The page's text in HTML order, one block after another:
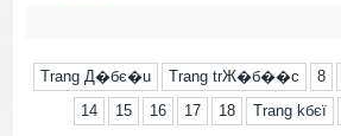
Trang Д�бє�u Trang trЖ�б��c 8
14
15 16 17 18 Trang kбєї